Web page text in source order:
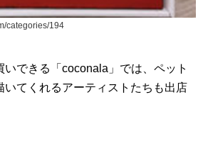
categories/194
できる「coconala」では、ペット
いてくれるアーティストたちも出店